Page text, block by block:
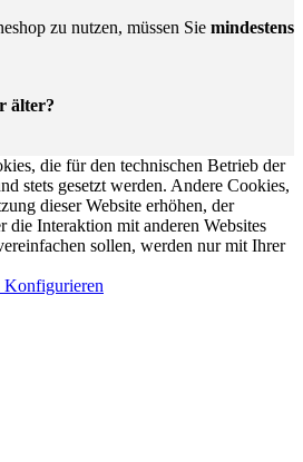
zu nutzen, müssen Sie mindestens
älter?
die für den technischen Betrieb der
stets gesetzt werden. Andere Cookies,
dieser Website erhöhen, der
die Interaktion mit anderen Websites
sollen, werden nur mit Ihrer
Konfigurieren